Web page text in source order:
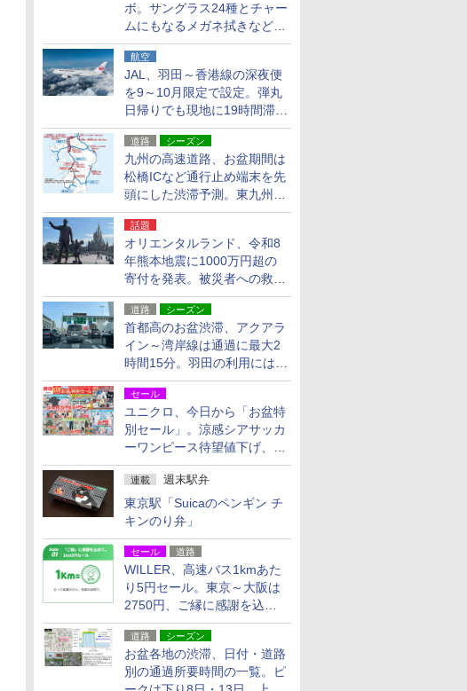
ボ。サングラス24種とチャー
ムにもなるメガネ拭きなど雑
貨24種
航空
JAL、羽田～香港線の深夜便
を9～10月限定で設定。弾丸
日帰りでも現地に19時間滞在
できる
道路 シーズン
九州の高速道路、お盆期間は
松橋ICなど通行止め端末を先
頭にした渋滞予測。東九州道
への迂回は料金調整を実施
話題
オリエンタルランド、令和8
年熊本地震に1000万円超の
寄付を発表。被災者への救援
活動・復旧支援
道路 シーズン
首都高のお盆渋滞、アクアラ
イン～湾岸線は通過に最大2
時間15分。羽田の利用には
「空港西出口」の利用検討を
セール
ユニクロ、今日から「お盆特
別セール」。涼感シアサッカ
ーワンピース待望値下げ、撥
水ギアショーツは1990円に
連載 週末駅弁
東京駅「Suicaのペンギン チ
キンのり弁」
セール 道路
WILLER、高速バス1kmあた
り5円セール。東京～大阪は
2750円、ご縁に感謝を込め
た20周年記念キャンペーン
道路 シーズン
お盆各地の渋滞、日付・道路
別の通過所要時間の一覧。ピ